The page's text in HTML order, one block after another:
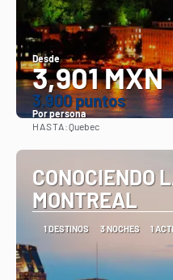
Desde
3,901 MXN
3.900 puntos
Por persona
HASTA:Quebec
CONOCIENDO
MONTREAL
1 DESTINOS 3 NOCHES 1